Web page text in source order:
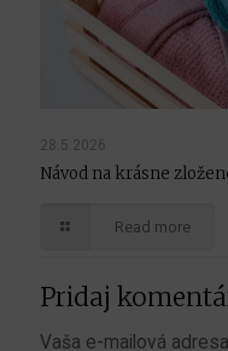
28.5.2026
Návod na krásne
Read more
Pridaj
Vaša e-mailová